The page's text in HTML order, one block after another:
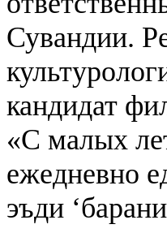
Сувандии.
кандидат
«С малых
ежедневно
эъди